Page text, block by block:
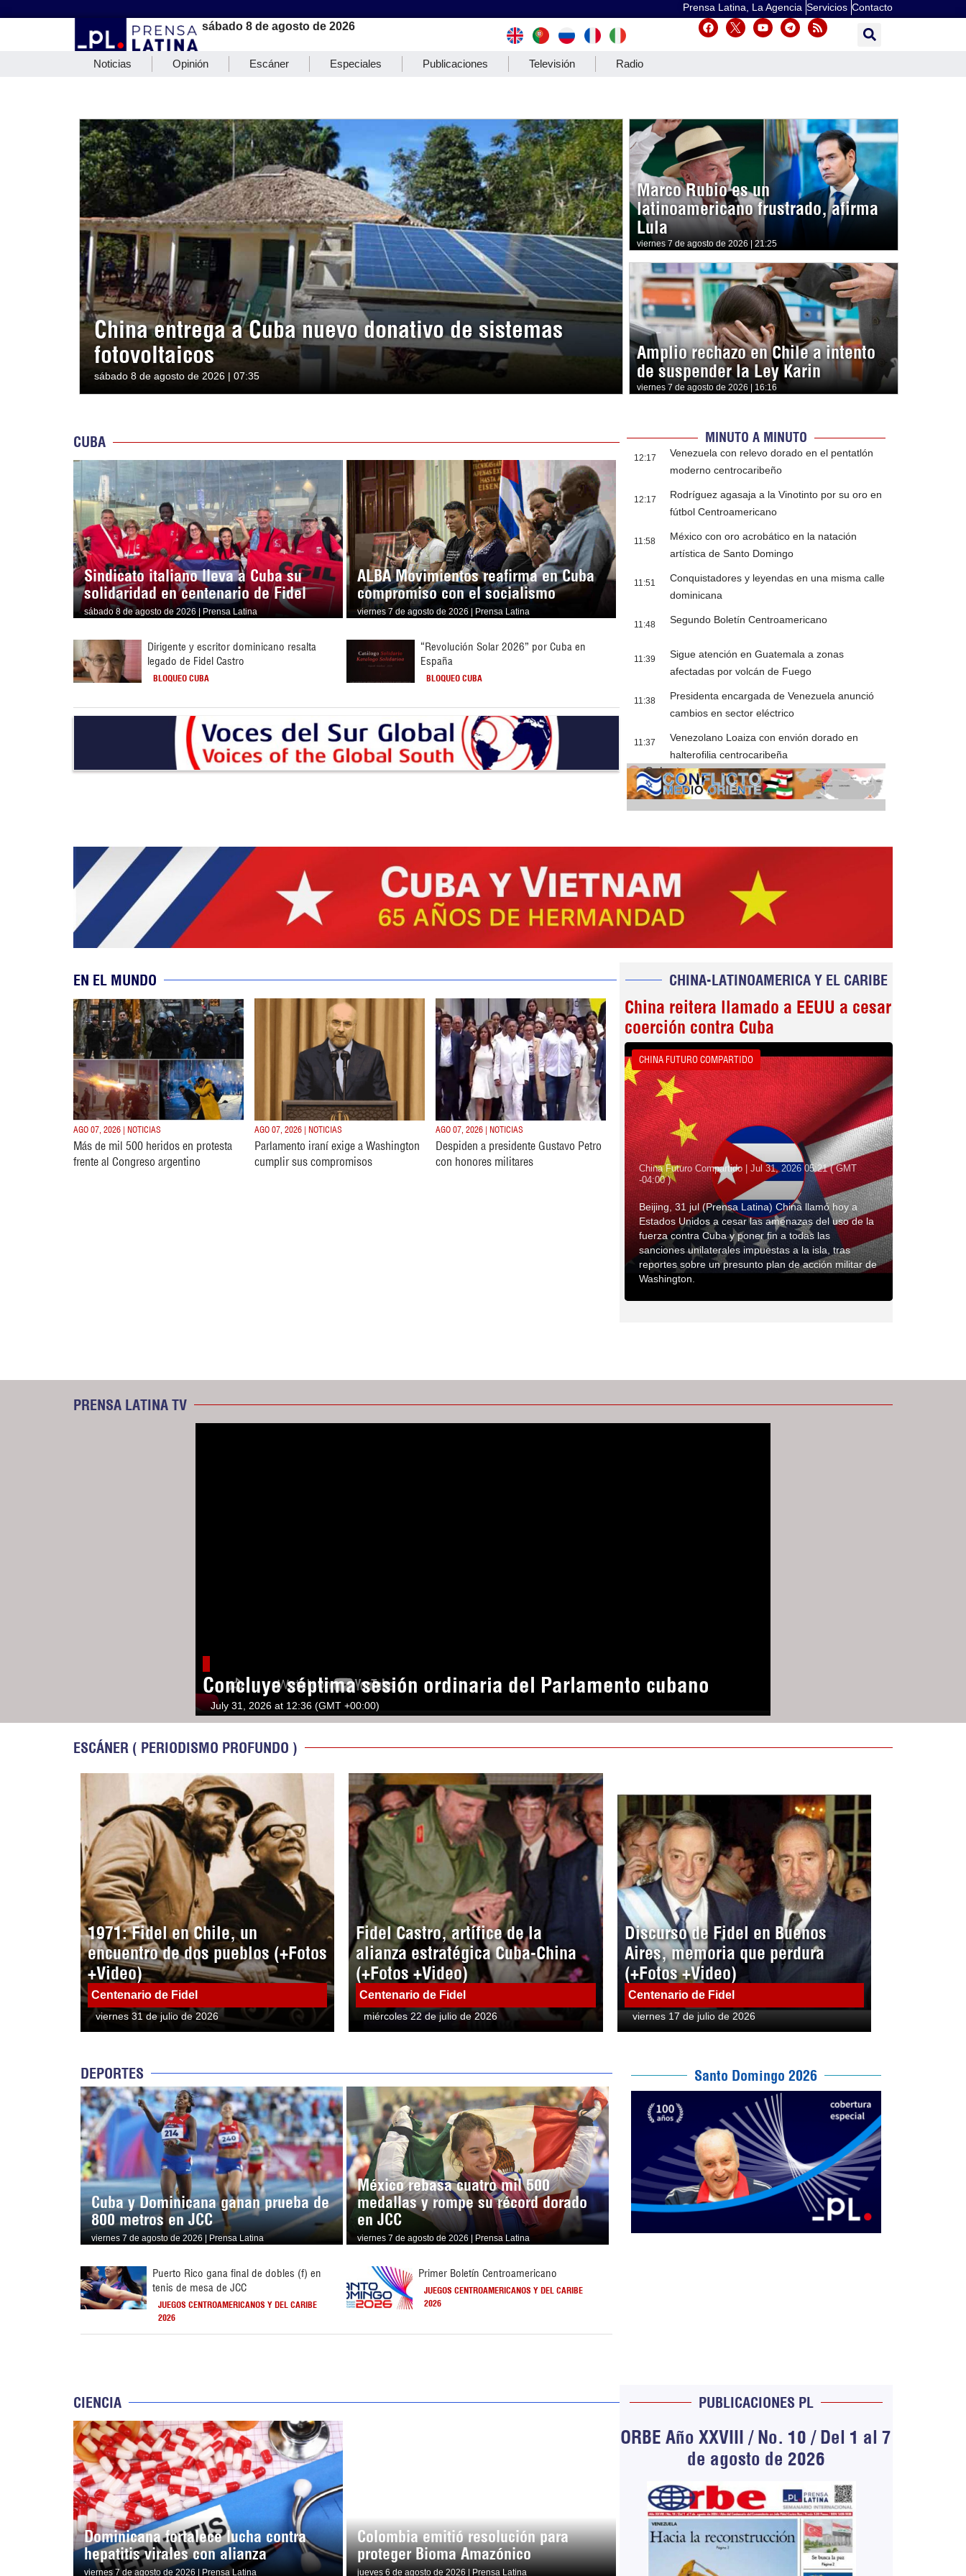
Prensa Latina, La Agencia Servicios Contacto
sábado 8 de agosto de 2026
Noticias Opinión Escáner Especiales Publicaciones Televisión Radio
China entrega a Cuba nuevo donativo de sistemas
fotovoltaicos
sábado 8 de agosto de 2026 | 07:35
Marco Rubio es un
latinoamericano frustrado, afirma
Lula
viernes 7 de agosto de 2026 | 21:25
Amplio rechazo en Chile a intento
de suspender la Ley Karin
viernes 7 de agosto de 2026 | 16:16
CUBA
Sindicato italiano lleva a Cuba su
solidaridad en centenario de Fidel
sábado 8 de agosto de 2026 | Prensa Latina
ALBA Movimientos reafirma en Cuba
compromiso con el socialismo
viernes 7 de agosto de 2026 | Prensa Latina
Dirigente y escritor dominicano resalta
legado de Fidel Castro
BLOQUEO CUBA
“Revolución Solar 2026” por Cuba en
España
BLOQUEO CUBA
MINUTO A MINUTO
12:17
Venezuela con relevo dorado en el pentatlón
moderno centrocaribeño
12:17
Rodríguez agasaja a la Vinotinto por su oro en
fútbol Centroamericano
11:58
México con oro acrobático en la natación
artística de Santo Domingo
11:51
Conquistadores y leyendas en una misma calle
dominicana
11:48 Segundo Boletín Centroamericano
11:39
Sigue atención en Guatemala a zonas
afectadas por volcán de Fuego
11:38
Presidenta encargada de Venezuela anunció
cambios en sector eléctrico
11:37
Venezolano Loaiza con envión dorado en
halterofilia centrocaribeña
Cobertura
EN EL MUNDO
AGO 07, 2026 | NOTICIAS
Más de mil 500 heridos en protesta
frente al Congreso argentino
AGO 07, 2026 | NOTICIAS
Parlamento iraní exige a Washington
cumplir sus compromisos
AGO 07, 2026 | NOTICIAS
Despiden a presidente Gustavo Petro
con honores militares
CHINA-LATINOAMERICA Y EL CARIBE
China reitera llamado a EEUU a cesar
coerción contra Cuba
CHINA FUTURO COMPARTIDO
China Futuro Compartido | Jul 31, 2026 05:21 ( GMT
-04:00 )
Beijing, 31 jul (Prensa Latina) China llamó hoy a
Estados Unidos a cesar las amenazas del uso de la
fuerza contra Cuba y poner fin a todas las
sanciones unilaterales impuestas a la isla, tras
reportes sobre un presunto plan de acción militar de
Washington.
PRENSA LATINA TV
Concluye séptima sesión ordinaria del Parlamento cubano
July 31, 2026 at 12:36 (GMT +00:00)
ESCÁNER ( PERIODISMO PROFUNDO )
1971: Fidel en Chile, un
encuentro de dos pueblos (+Fotos
+Video)
Centenario de Fidel
viernes 31 de julio de 2026
Fidel Castro, artífice de la
alianza estratégica Cuba-China
(+Fotos +Video)
Centenario de Fidel
miércoles 22 de julio de 2026
Discurso de Fidel en Buenos
Aires, memoria que perdura
(+Fotos +Video)
Centenario de Fidel
viernes 17 de julio de 2026
DEPORTES
Cuba y Dominicana ganan prueba de
800 metros en JCC
viernes 7 de agosto de 2026 | Prensa Latina
México rebasa cuatro mil 500
medallas y rompe su récord dorado
en JCC
viernes 7 de agosto de 2026 | Prensa Latina
Puerto Rico gana final de dobles (f) en
tenis de mesa de JCC
JUEGOS CENTROAMERICANOS Y DEL CARIBE
2026
Primer Boletín Centroamericano
JUEGOS CENTROAMERICANOS Y DEL CARIBE
2026
Santo Domingo 2026
CIENCIA
Dominicana fortalece lucha contra
hepatitis virales con alianza
viernes 7 de agosto de 2026 | Prensa Latina
Colombia emitió resolución para
proteger Bioma Amazónico
jueves 6 de agosto de 2026 | Prensa Latina
PUBLICACIONES PL
ORBE Año XXVIII / No. 10 / Del 1 al 7
de agosto de 2026